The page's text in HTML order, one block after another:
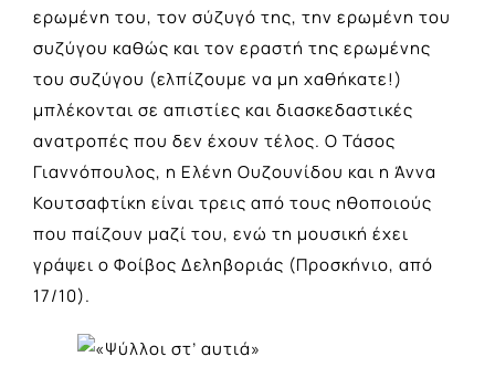
ερωμένη του, τον σύζυγό της, την ερωμένη του
συζύγου καθώς και τον εραστή της ερωμένης
του συζύγου (ελπίζουμε να μη χαθήκατε!)
μπλέκονται σε απιστίες και διασκεδαστικές
ανατροπές που δεν έχουν τέλος. Ο Τάσος
Γιαννόπουλος, η Ελένη Ουζουνίδου και η Άννα
Κουτσαφτίκη είναι τρεις από τους ηθοποιούς
που παίζουν μαζί του, ενώ τη μουσική έχει
γράψει ο Φοίβος Δεληβοριάς (Προσκήνιο, από
17/10).